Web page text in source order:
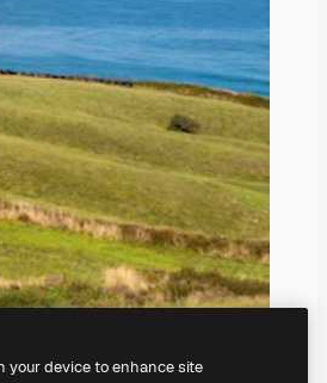
your device to enhance site